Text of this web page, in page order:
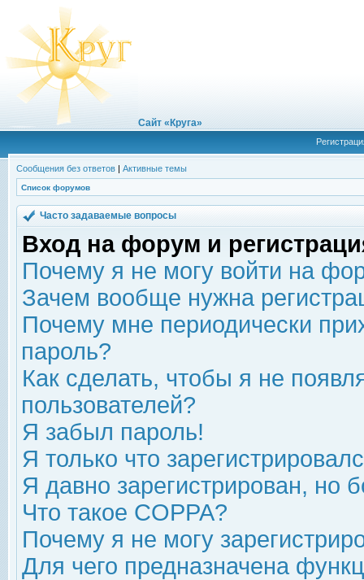
Сайт «Круга»
Сообщения без ответов | Активные темы
Список форумов
Часто задаваемые вопросы
Вход на форум и
Почему я не могу войти на
Зачем вообще нужна
Почему мне периодически
пароль?
Как сделать, чтобы я не
пользователей?
Я забыл пароль!
Я только что
Я давно зарегистрирован, но
Что такое COPPA?
Почему я не могу
Для чего предназначена